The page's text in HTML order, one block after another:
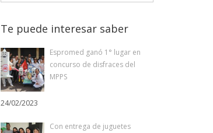
Te puede interesar saber
Espromed ganó 1° lugar en
concurso de disfraces del
MPPS
24/02/2023
Con entrega de juguetes